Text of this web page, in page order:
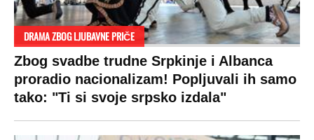
DRAMA ZBOG LJUBAVNE PRIČE
Zbog svadbe trudne Srpkinje i Albanca
proradio nacionalizam! Popljuvali ih samo
tako: "Ti si svoje srpsko izdala"